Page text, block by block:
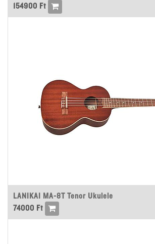
154900 Ft
LANIKAI MA-8T Tenor Ukulele
74000 Ft